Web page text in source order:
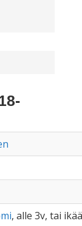
, alle 3v, tai